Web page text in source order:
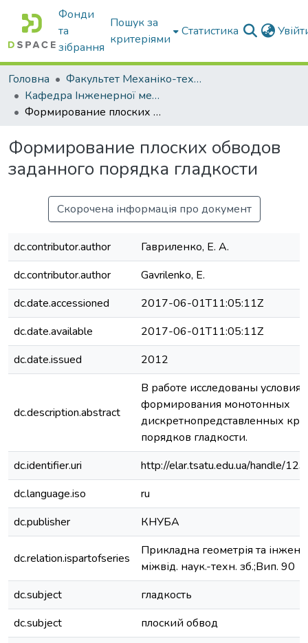
Фонди
та
зібрання
Пошук за
критеріями
Статистика
Головна
Факультет Механіко-технологічний
Кафедра Інженерної механіки та комп'ютерного проектування
Формирование плоских обводов заданного порядка гладкости
Формирование плоских обводов
заданного порядка гладкости
Скорочена інформація про документ
dc.contributor.author
Гавриленко, Е. А.
dc.contributor.author
Gavrilenko, E.
dc.date.accessioned
2017-06-01T11:05:11Z
dc.date.available
2017-06-01T11:05:11Z
dc.date.issued
2012
dc.description.abstract
В работе исследованы условия
формирования монотонных
дискретнопредставленных
порядков гладкости.
dc.identifier.uri
http://elar.tsatu.edu.ua/handle/
dc.language.iso
ru
dc.publisher
КНУБА
dc.relation.ispartofseries
Прикладна геометрія та
міжвід. наук.-техн. зб.;Вип. 90
dc.subject
гладкость
dc.subject
плоский обвод